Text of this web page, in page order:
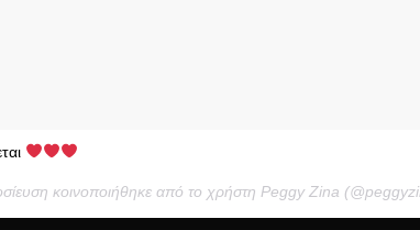
κοινοποιήθηκε από το χρήστη Peggy Zina